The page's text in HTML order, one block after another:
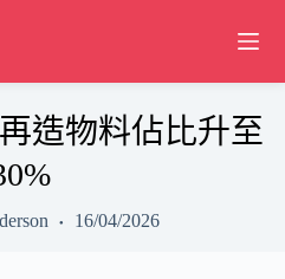
造物料佔比升至
16/04/2026